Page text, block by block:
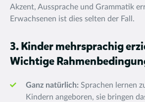
Akzent, Aussprache und Grammatik
Erwachsenen ist dies selten der Fall.
3. Kinder mehrsprachig
Wichtige
Ganz natürlich: Sprachen lernen
Kindern angeboren, sie bringen